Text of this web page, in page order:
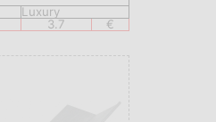
Luxury
3.7 €